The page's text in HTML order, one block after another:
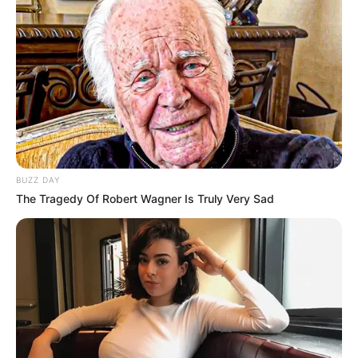
nyugdíjat – akár az eredeti kezdő időpontig
visszamenőleg –, ha:
a nyugdíj megállapításakorjogszabálysértés
történt, és emiatt az érintett az őt megilletőnél
alacsonyabb összeget kapott;
új tények vagy bizonyítékok kerülnek elő,
amelyek a megállapításkor még nem voltak
Fontos tudni, hogy ilyen esetekben a nyugdíjasnak
kell bizonyítania, hogy valóban történt hiba vagy új
körülmény merült fel.
Nem minden esetben lehetséges
BUZZ DAY
The Tragedy Of Robert Wagner Is Truly Very Sad